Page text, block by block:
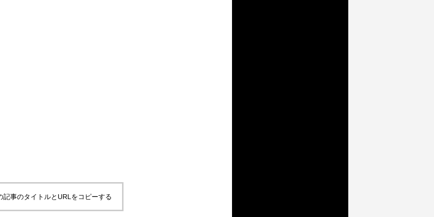
記事のタイトルとURLをコピーする